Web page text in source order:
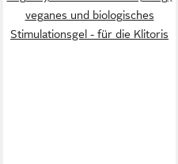
veganes und biologisches
Stimulationsgel - für die Klitoris